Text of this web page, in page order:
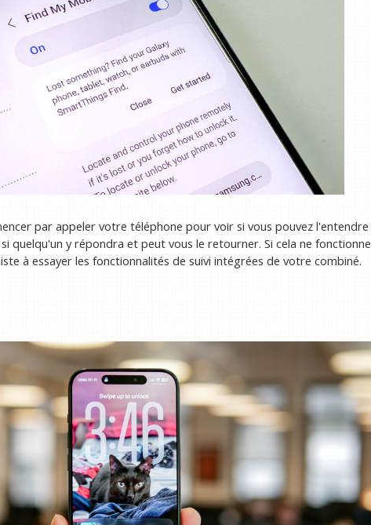
par appeler votre téléphone pour voir si vous pouvez l'entendre
quelqu'un y répondra et peut vous le retourner. Si cela ne fonctionne
à essayer les fonctionnalités de suivi intégrées de votre combiné.